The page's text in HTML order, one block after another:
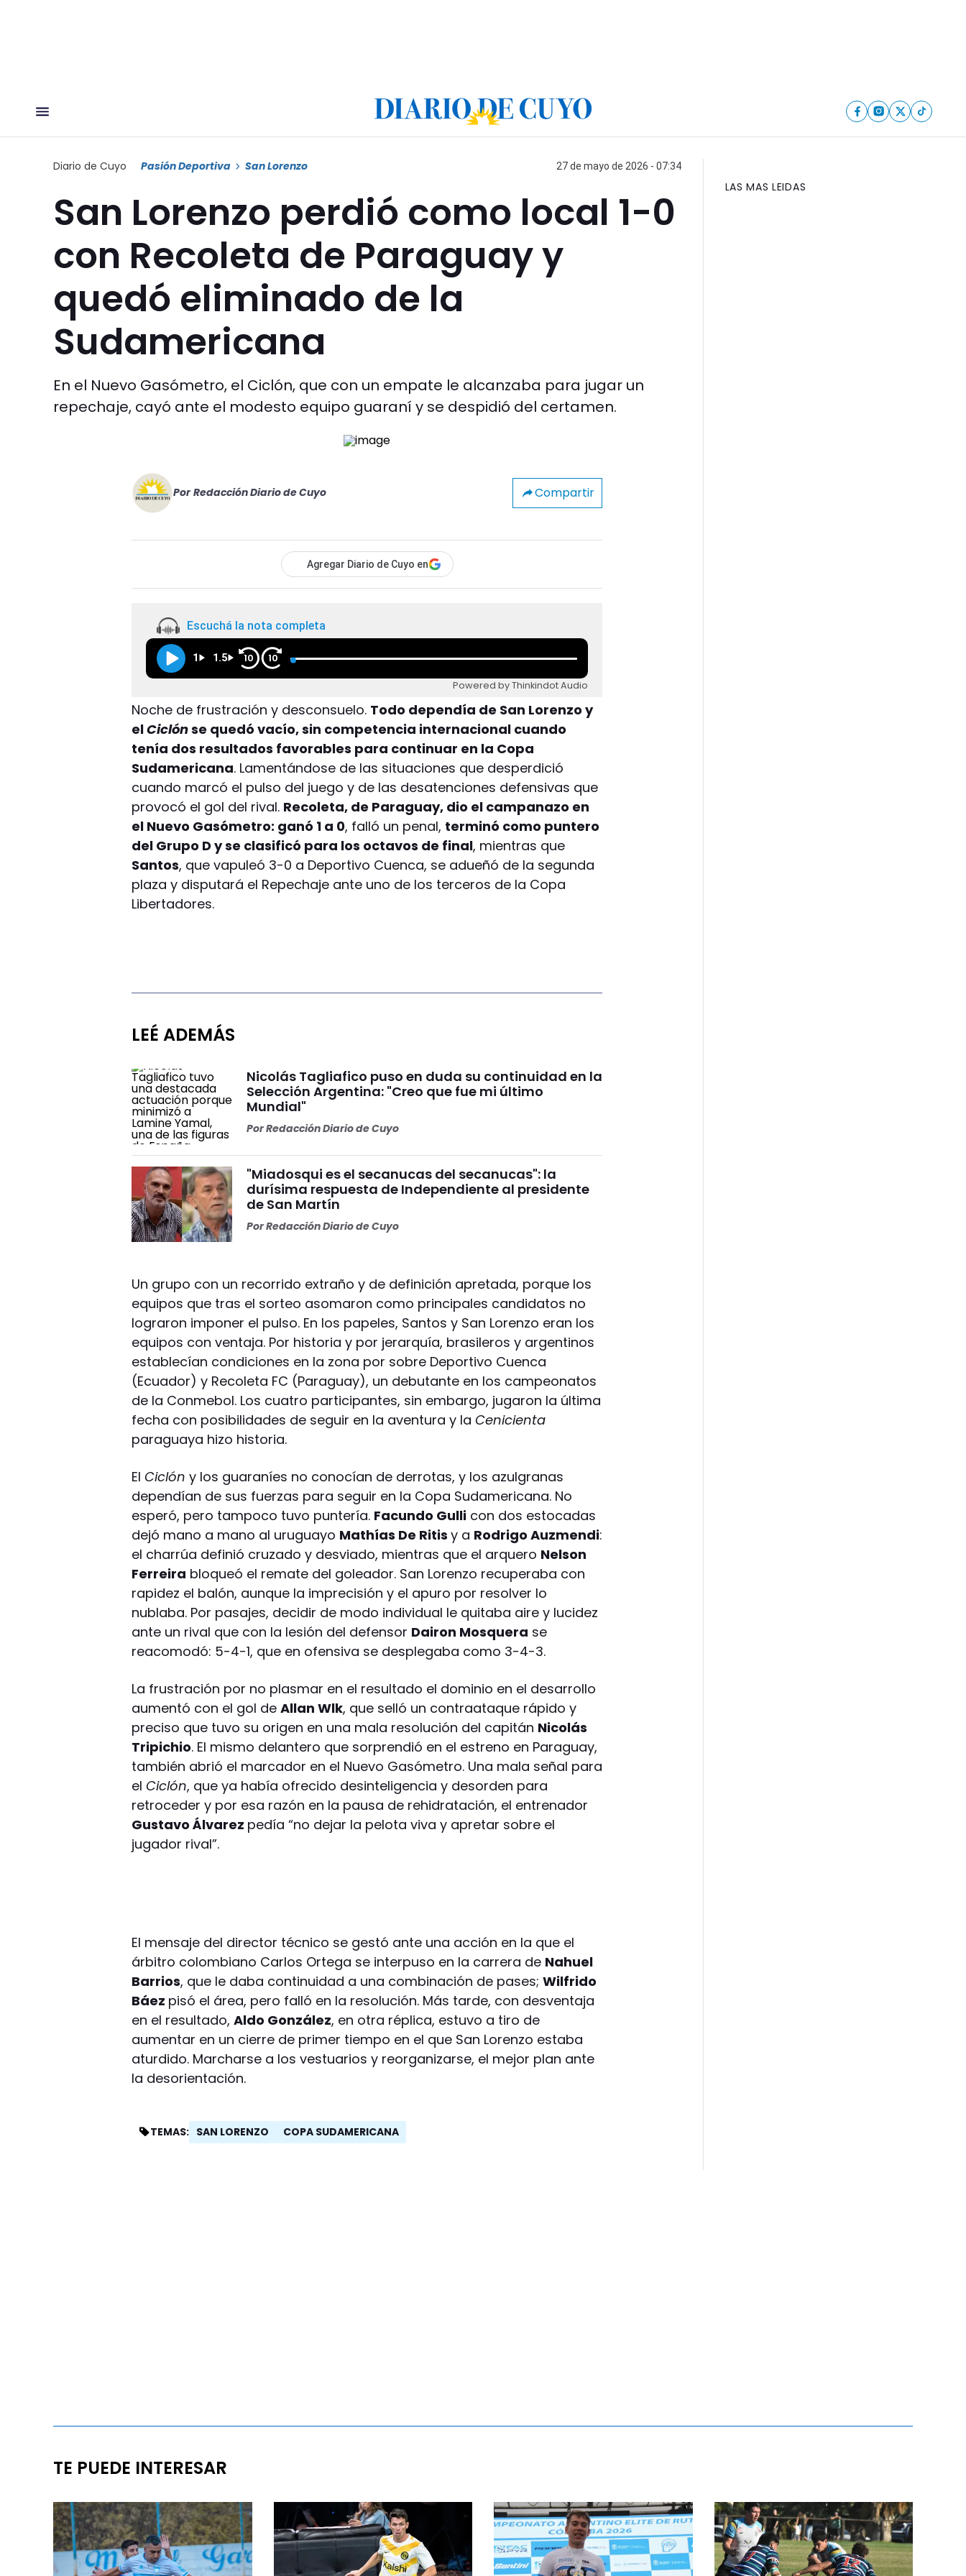
Diario de Cuyo Pasión Deportiva San Lorenzo 27 de mayo de 2026 - 07:34
San Lorenzo perdió como local 1-0
con Recoleta de Paraguay y
quedó eliminado de la
Sudamericana
En el Nuevo Gasómetro, el Ciclón, que con un empate le alcanzaba para jugar un
repechaje, cayó ante el modesto equipo guaraní y se despidió del certamen.
Por Redacción Diario de Cuyo Compartir
Agregar Diario de Cuyo en
Escuchá la nota completa
1 1.5 10 10
Powered by Thinkindot Audio
Noche de frustración y desconsuelo. Todo dependía de San Lorenzo y
elCiclónse quedó vacío, sin competencia internacional cuando
tenía dos resultados favorables para continuar en la Copa
Sudamericana. Lamentándose de las situaciones que desperdició
cuando marcó el pulso del juego y de las desatenciones defensivas que
provocó el gol del rival. Recoleta, de Paraguay, dio el campanazo en
el Nuevo Gasómetro: ganó 1 a 0, falló un penal, terminó como puntero
del Grupo D y se clasificó para los octavos de final, mientras que
Santos, que vapuleó 3-0 a Deportivo Cuenca, se adueñó de la segunda
plaza y disputará el Repechaje ante uno de los terceros de la Copa
Libertadores.
LEÉ ADEMÁS
Nicolás Tagliafico puso en duda su continuidad en la
Selección Argentina: "Creo que fue mi último
Mundial"
PorRedacción Diario de Cuyo
"Miadosqui es el secanucas del secanucas": la
durísima respuesta de Independiente al presidente
de San Martín
PorRedacción Diario de Cuyo
Un grupo con un recorrido extraño y de definición apretada, porque los
equipos que tras el sorteo asomaron como principales candidatos no
lograron imponer el pulso. En los papeles, Santos y San Lorenzo eran los
equipos con ventaja. Por historia y por jerarquía, brasileros y argentinos
establecían condiciones en la zona por sobre Deportivo Cuenca
(Ecuador) y Recoleta FC (Paraguay), un debutante en los campeonatos
de la Conmebol. Los cuatro participantes, sin embargo, jugaron la última
fecha con posibilidades de seguir en la aventura y laCenicienta
paraguaya hizo historia.
ElCiclóny los guaraníes no conocían de derrotas, y los azulgranas
dependían de sus fuerzas para seguir en la Copa Sudamericana. No
esperó, pero tampoco tuvo puntería. Facundo Gulli con dos estocadas
dejó mano a mano al uruguayo Mathías De Ritisy a Rodrigo Auzmendi:
el charrúa definió cruzado y desviado, mientras que el arquero Nelson
Ferreira bloqueó el remate del goleador. San Lorenzo recuperaba con
rapidez el balón, aunque la imprecisión y el apuro por resolver lo
nublaba. Por pasajes, decidir de modo individual le quitaba aire y lucidez
ante un rival que con la lesión del defensor Dairon Mosquera se
reacomodó: 5-4-1, que en ofensiva se desplegaba como 3-4-3.
La frustración por no plasmar en el resultado el dominio en el desarrollo
aumentó con el gol deAllan Wlk, que selló un contraataque rápido y
preciso que tuvo su origen en una mala resolución del capitán Nicolás
Tripichio. El mismo delantero que sorprendió en el estreno en Paraguay,
también abrió el marcador en el Nuevo Gasómetro. Una mala señal para
elCiclón, que ya había ofrecido desinteligencia y desorden para
retroceder y por esa razón en la pausa de rehidratación, el entrenador
Gustavo Álvarez pedía “no dejar la pelota viva y apretar sobre el
jugador rival”.
El mensaje del director técnico se gestó ante una acción en la que el
árbitro colombiano Carlos Ortega se interpuso en la carrera de Nahuel
Barrios, que le daba continuidad a una combinación de pases;Wilfrido
Báez pisó el área, pero falló en la resolución. Más tarde, con desventaja
en el resultado,Aldo González, en otra réplica, estuvo a tiro de
aumentar en un cierre de primer tiempo en el que San Lorenzo estaba
aturdido. Marcharse a los vestuarios y reorganizarse, el mejor plan ante
la desorientación.
TEMAS: SAN LORENZO COPA SUDAMERICANA
LAS MAS LEIDAS
TE PUEDE INTERESAR